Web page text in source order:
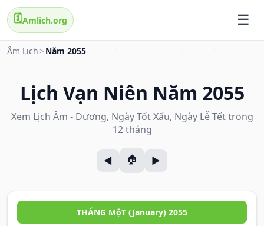
🗓️Amlich.org
Âm Lịch > Năm 2055
Lịch Vạn Niên Năm 2055
Xem Lịch Âm - Dương, Ngày Tốt Xấu, Ngày Lễ Tết trong
12 tháng
THÁNG MộT (January) 2055